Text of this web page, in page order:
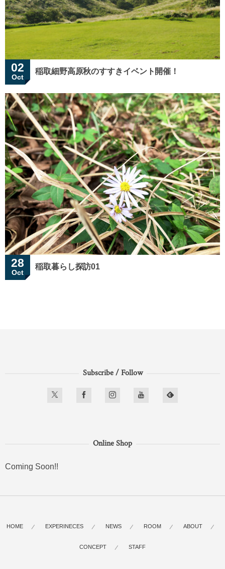
02
Oct
稲取細野高原秋のすすきイベント開催！
28
Oct
稲取暮らし探訪01
Subscribe / Follow
Online Shop
Coming Soon!!
HOME EXPERINECES NEWS ROOM ABOUT
CONCEPT STAFF